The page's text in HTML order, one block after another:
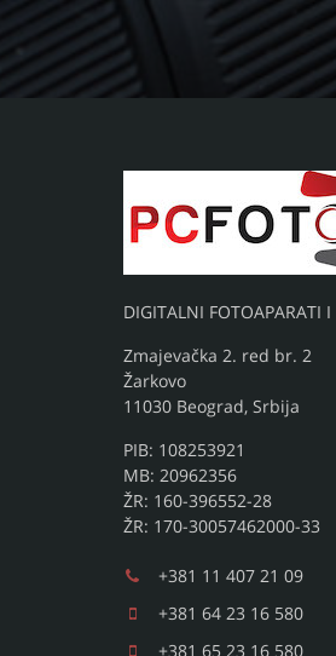
DIGITALNI FOTOAPARATI I
Zmajevačka 2. red br. 2
Žarkovo
11030 Beograd, Srbija
PIB: 108253921
MB: 20962356
ŽR: 160-396552-28
ŽR: 170-30057462000-33
+381 11 407 21 09
+381 64 23 16 580
+381 65 23 16 580